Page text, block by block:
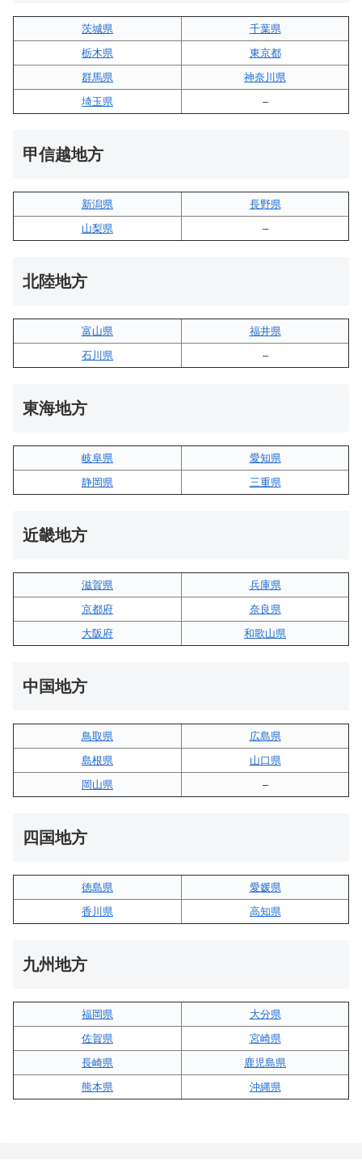
茨城県
千葉県
栃木県
東京都
群馬県
神奈川県
埼玉県
–
甲信越地方
新潟県
長野県
山梨県
–
北陸地方
富山県
福井県
石川県
–
東海地方
岐阜県
愛知県
静岡県
三重県
近畿地方
滋賀県
兵庫県
京都府
奈良県
大阪府
和歌山県
中国地方
鳥取県
広島県
島根県
山口県
岡山県
–
四国地方
徳島県
愛媛県
香川県
高知県
九州地方
福岡県
大分県
佐賀県
宮崎県
長崎県
鹿児島県
熊本県
沖縄県